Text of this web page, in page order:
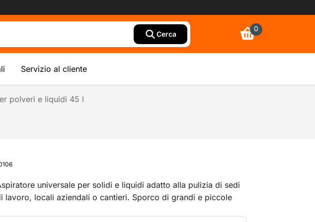
Cerca
0
Servizio al cliente
polveri e liquidi 45 l
universale per solidi e liquidi adatto alla pulizia di sedi
lavoro, locali aziendali o cantieri. Sporco di grandi e piccole